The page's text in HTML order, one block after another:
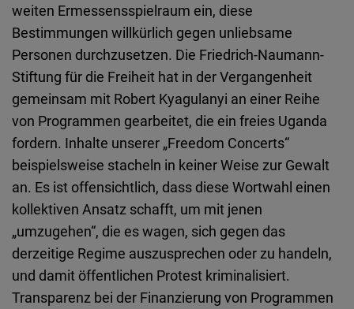
weiten Ermessensspielraum ein, diese
Bestimmungen willkürlich gegen unliebsame
Personen durchzusetzen. Die Friedrich-Naumann-
Stiftung für die Freiheit hat in der Vergangenheit
gemeinsam mit Robert Kyagulanyi an einer Reihe
von Programmen gearbeitet, die ein freies Uganda
fordern. Inhalte unserer „Freedom Concerts“
beispielsweise stacheln in keiner Weise zur Gewalt
an. Es ist offensichtlich, dass diese Wortwahl einen
kollektiven Ansatz schafft, um mit jenen
„umzugehen“, die es wagen, sich gegen das
derzeitige Regime auszusprechen oder zu handeln,
und damit öffentlichen Protest kriminalisiert.
Transparenz bei der Finanzierung von Programmen